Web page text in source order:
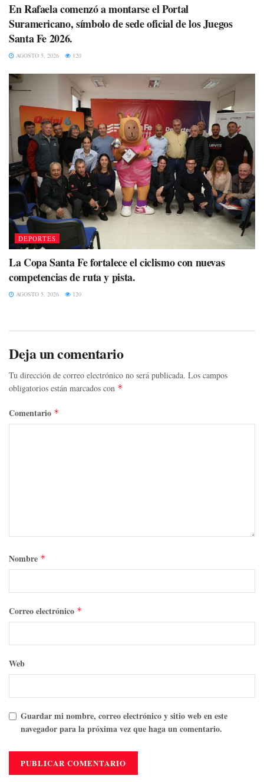
En Rafaela comenzó a montarse el Portal
Suramericano, símbolo de sede oficial de los Juegos
Santa Fe 2026.
AGOSTO 5, 2026 120
DEPORTES
La Copa Santa Fe fortalece el ciclismo con nuevas
competencias de ruta y pista.
AGOSTO 5, 2026 120
Deja un comentario
Tu dirección de correo electrónico no será publicada. Los campos
obligatorios están marcados con *
Comentario *
Nombre *
Correo electrónico *
Web
Guardar mi nombre, correo electrónico y sitio web en este
navegador para la próxima vez que haga un comentario.